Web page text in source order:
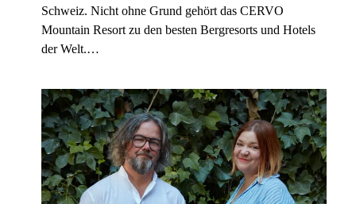
Schweiz. Nicht ohne Grund gehört das CERVO
Mountain Resort zu den besten Bergresorts und Hotels
der Welt.…